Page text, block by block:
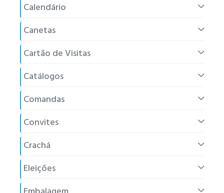
Calendário
Canetas
Cartão de Visitas
Catálogos
Comandas
Convites
Crachá
Eleições